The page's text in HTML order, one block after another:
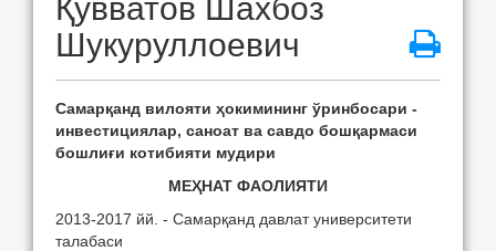
Қувватов Шахбоз
Шукуруллоевич
Самарқанд вилояти ҳокимининг ўринбосари -
инвестициялар, саноат ва савдо бошқармаси
бошлиғи котибияти мудири
МЕҲНАТ ФАОЛИЯТИ
2013-2017 йй. - Самарқанд давлат университети
талабаси